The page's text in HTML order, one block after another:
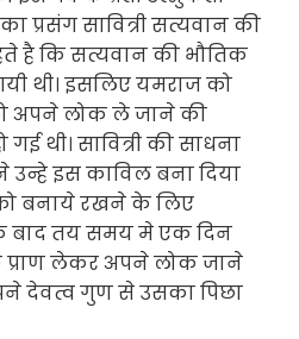
प्रसंग सावित्री सत्यवान की
है कि सत्यवान की भौतिक
थी। इसलिए यमराज को
अपने लोक ले जाने की
गई थी। सावित्री की साधना
उन्हे इस काविल बना दिया
बनाये रखने के लिए
बाद तय समय मे एक दिन
लेकर अपने लोक जाने
देवत्व गुण से उसका पिछा